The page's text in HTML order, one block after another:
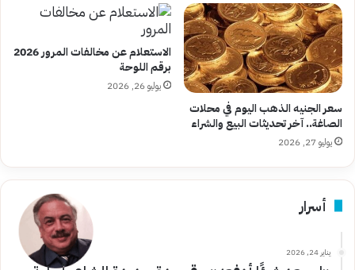
سعر الجنيه الذهب اليوم في محلات
الصاغة.. آخر تحديثات البيع والشراء
يوليو 27, 2026
الاستعلام عن مخالفات المرور 2026
برقم اللوحة
يوليو 26, 2026
أسرار
يناير 24, 2026